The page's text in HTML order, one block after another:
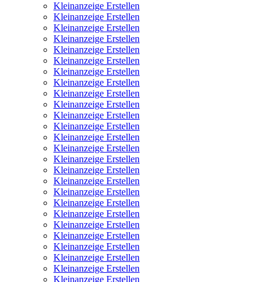
Kleinanzeige Erstellen
Kleinanzeige Erstellen
Kleinanzeige Erstellen
Kleinanzeige Erstellen
Kleinanzeige Erstellen
Kleinanzeige Erstellen
Kleinanzeige Erstellen
Kleinanzeige Erstellen
Kleinanzeige Erstellen
Kleinanzeige Erstellen
Kleinanzeige Erstellen
Kleinanzeige Erstellen
Kleinanzeige Erstellen
Kleinanzeige Erstellen
Kleinanzeige Erstellen
Kleinanzeige Erstellen
Kleinanzeige Erstellen
Kleinanzeige Erstellen
Kleinanzeige Erstellen
Kleinanzeige Erstellen
Kleinanzeige Erstellen
Kleinanzeige Erstellen
Kleinanzeige Erstellen
Kleinanzeige Erstellen
Kleinanzeige Erstellen
Kleinanzeige Erstellen